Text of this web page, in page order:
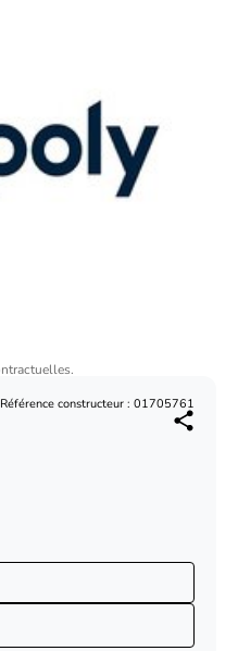
Référence constructeur : 01705761